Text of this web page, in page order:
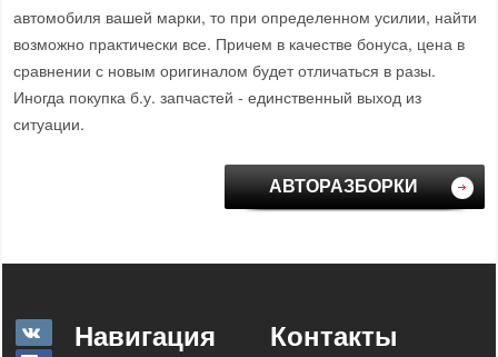
автомобиля вашей марки, то при определенном усилии, найти
возможно практически все. Причем в качестве бонуса, цена в
сравнении с новым оригиналом будет отличаться в разы.
Иногда покупка б.у. запчастей - единственный выход из
ситуации.
АВТОРАЗБОРКИ
Навигация Контакты